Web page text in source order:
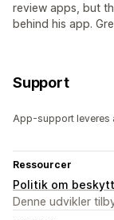
review apps, but
behind his app.
Support
App-support leveres
Ressourcer
Politik om
Denne udvikler